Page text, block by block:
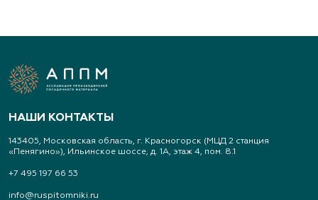
НАШИ КОНТАКТЫ
143405, Московская область, г. Красногорск (МЦД 2 станция
«Пенягино»), Ильинское шоссе, д. 1А, этаж 4, пом. 8.1
+7 495 197 66 53
info@ruspitomniki.ru